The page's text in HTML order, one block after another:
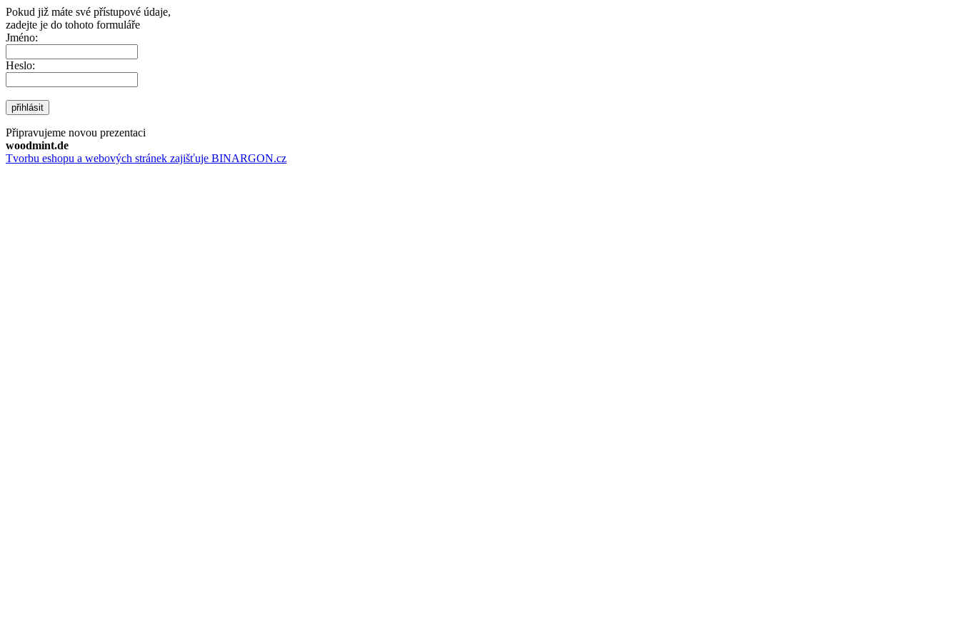
Pokud již máte své přístupové údaje,
zadejte je do tohoto formuláře
Jméno:
Heslo:
přihlásit
Připravujeme novou prezentaci
woodmint.de
Tvorbu eshopu a webových stránek zajišťuje BINARGON.cz